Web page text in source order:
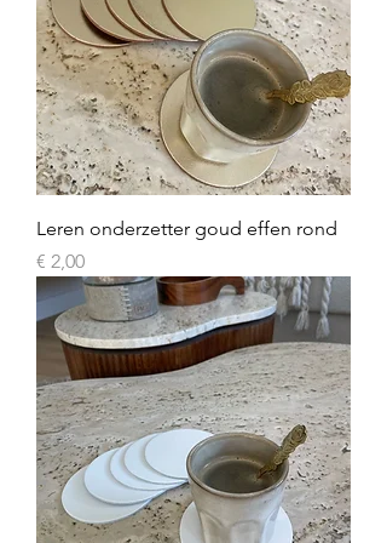
Leren onderzetter goud effen rond
Prijs
€ 2,00